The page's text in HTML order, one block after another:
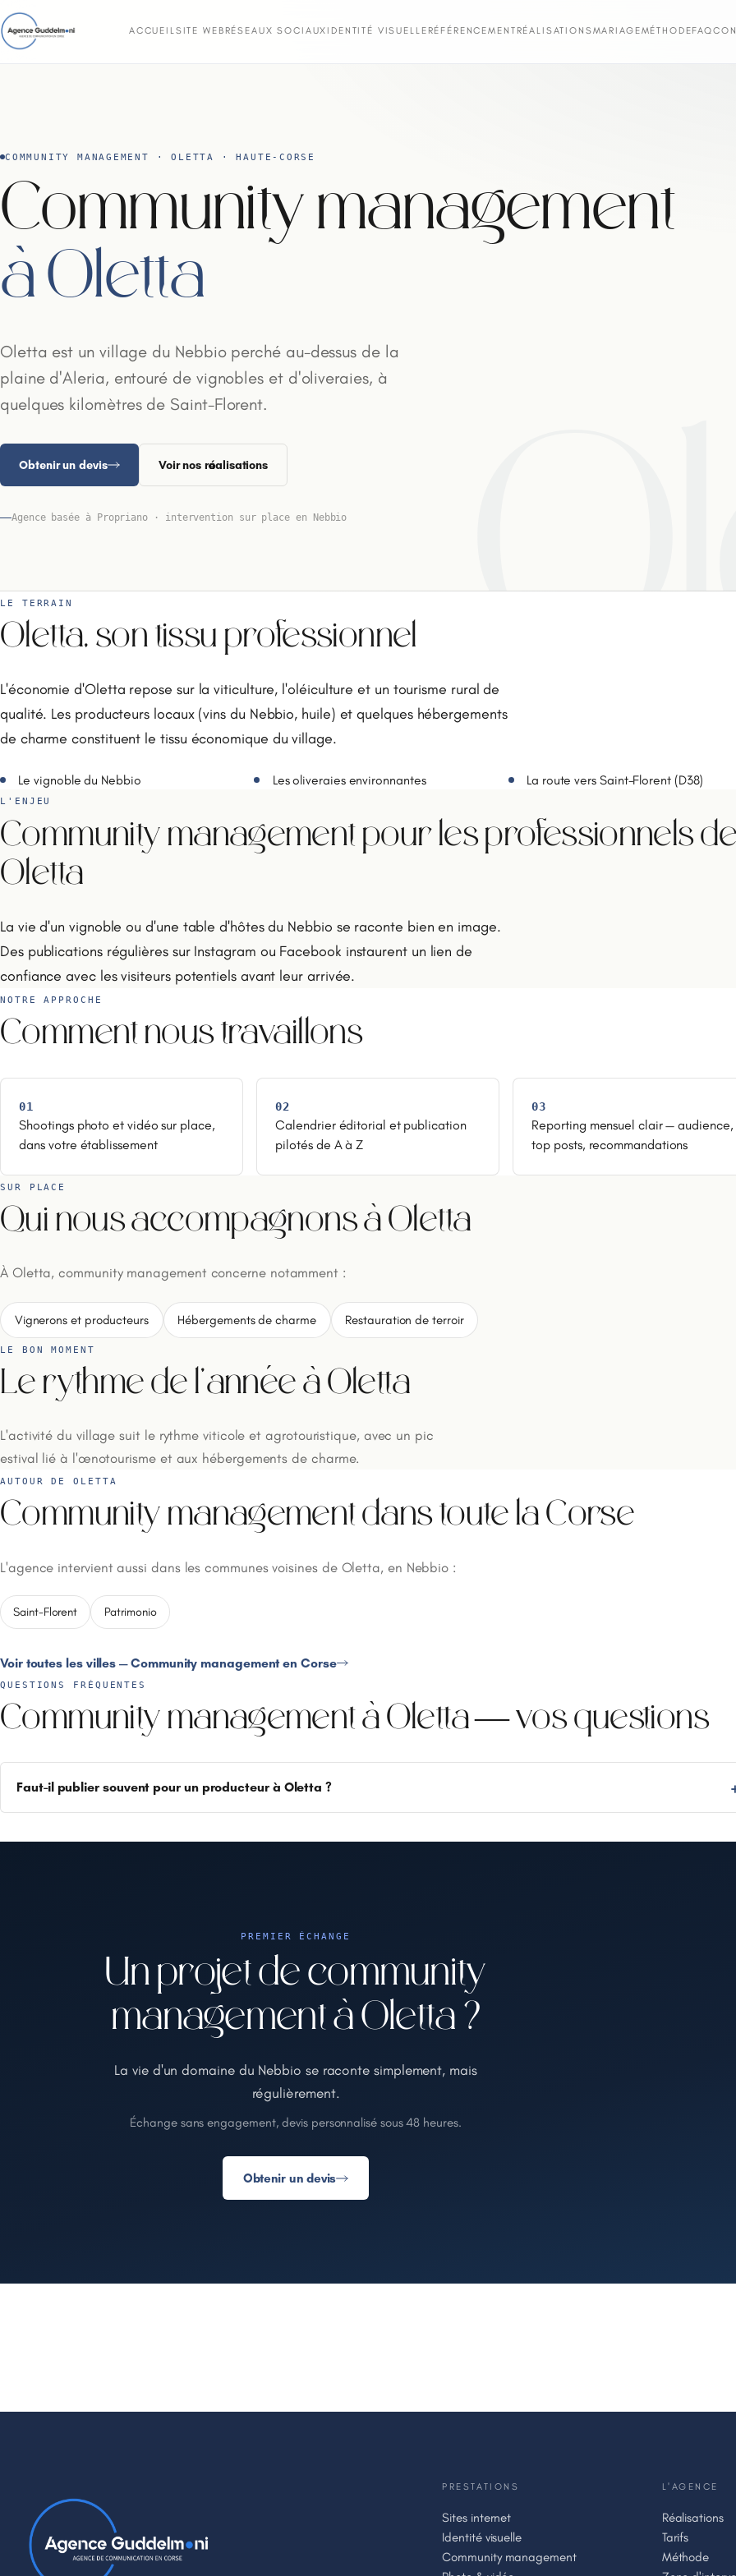
ACCUEILSITE WEB RÉSEAUX SOCIAUX IDENTITÉ VISUELLE RÉFÉRENCEMENT RÉALISATIONSMARIAGEMÉTHODEFAQ
COMMUNITY MANAGEMENT · OLETTA · HAUTE-CORSE
Community management
à Oletta
Oletta est un village du Nebbio perché au-dessus de la
plaine d'Aleria, entouré de vignobles et d'oliveraies, à
quelques kilomètres de Saint-Florent.
Obtenir un devis Voir nos réalisations
Agence basée à Propriano · intervention sur place en Nebbio
LE TERRAIN
Oletta, son tissu professionnel
L'économie d'Oletta repose sur la viticulture, l'oléiculture et un tourisme rural de
qualité. Les producteurs locaux (vins du Nebbio, huile) et quelques hébergements
de charme constituent le tissu économique du village.
Le vignoble du Nebbio Les oliveraies environnantes La route vers Saint-Florent (D38)
L'ENJEU
Community management pour les professionnels
Oletta
La vie d'un vignoble ou d'une table d'hôtes du Nebbio se raconte bien en image.
Des publications régulières sur Instagram ou Facebook instaurent un lien de
confiance avec les visiteurs potentiels avant leur arrivée.
NOTRE APPROCHE
Comment nous travaillons
01
Shootings photo et vidéo sur place,
dans votre établissement
02
Calendrier éditorial et publication
pilotés de A à Z
03
Reporting mensuel clair — audience,
top posts, recommandations
SUR PLACE
Qui nous accompagnons à Oletta
À Oletta, community management concerne notamment :
Vignerons et producteurs Hébergements de charme Restauration de terroir
LE BON MOMENT
Le rythme de l'année à Oletta
L'activité du village suit le rythme viticole et agrotouristique, avec un pic
estival lié à l'œnotourisme et aux hébergements de charme.
AUTOUR DE OLETTA
Community management dans toute la Corse
L'agence intervient aussi dans les communes voisines de Oletta, en Nebbio :
Saint-Florent Patrimonio
Voir toutes les villes — Community management en Corse
QUESTIONS FRÉQUENTES
Community management à Oletta — vos questions
Faut-il publier souvent pour un producteur à Oletta ?
PREMIER ÉCHANGE
Un projet de community
management à Oletta ?
La vie d'un domaine du Nebbio se raconte simplement, mais
régulièrement.
Échange sans engagement, devis personnalisé sous 48 heures.
Obtenir un devis
PRESTATIONS
Sites internet
Identité visuelle
Community management
L'AGENCE
Réalisations
Tarifs
Méthode